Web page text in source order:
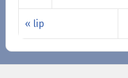
« lip